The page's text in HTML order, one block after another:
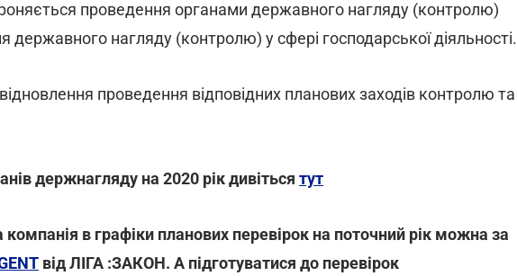
проведення органами державного нагляду (контролю)
державного нагляду (контролю) у сфері господарської діяльності.
проведення відповідних планових заходів контролю та
держнагляду на 2020 рік дивіться тут
в графіки планових перевірок на поточний рік можна за
від ЛІГА :ЗАКОН. А підготуватися до перевірок